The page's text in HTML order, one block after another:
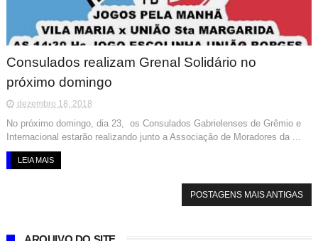
Consulados realizam Grenal Solidário no
próximo domingo
dezembro 18, 2018
No próximo domingo, dia 23, os Consulados Gabrielenses de Grêmio e
Internacional estarão realizando junto a Associação de Moradores da ...
LEIA MAIS
POSTAGENS MAIS ANTIGAS